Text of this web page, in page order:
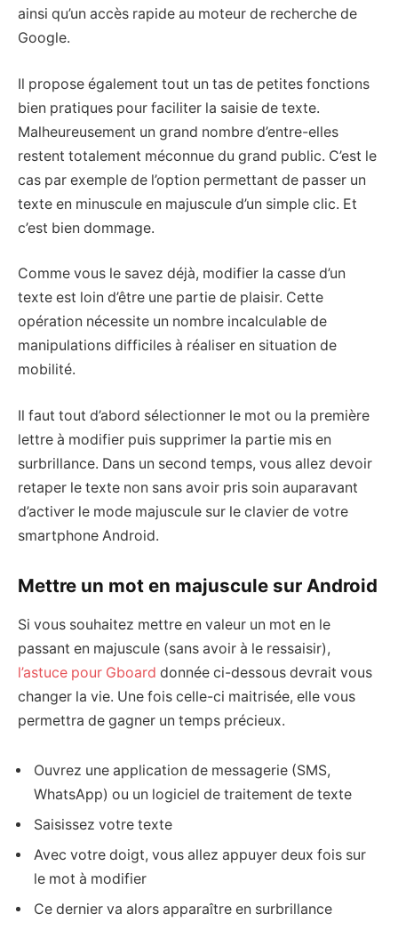
ainsi qu’un accès rapide au moteur de recherche de
Google.
Il propose également tout un tas de petites fonctions
bien pratiques pour faciliter la saisie de texte.
Malheureusement un grand nombre d’entre-elles
restent totalement méconnue du grand public. C’est le
cas par exemple de l’option permettant de passer un
texte en minuscule en majuscule d’un simple clic. Et
c’est bien dommage.
Comme vous le savez déjà, modifier la casse d’un
texte est loin d’être une partie de plaisir. Cette
opération nécessite un nombre incalculable de
manipulations difficiles à réaliser en situation de
mobilité.
Il faut tout d’abord sélectionner le mot ou la première
lettre à modifier puis supprimer la partie mis en
surbrillance. Dans un second temps, vous allez devoir
retaper le texte non sans avoir pris soin auparavant
d’activer le mode majuscule sur le clavier de votre
smartphone Android.
Mettre un mot en majuscule sur Android
Si vous souhaitez mettre en valeur un mot en le
passant en majuscule (sans avoir à le ressaisir),
l’astuce pour Gboard donnée ci-dessous devrait vous
changer la vie. Une fois celle-ci maitrisée, elle vous
permettra de gagner un temps précieux.
Ouvrez une application de messagerie (SMS,
WhatsApp) ou un logiciel de traitement de texte
Saisissez votre texte
Avec votre doigt, vous allez appuyer deux fois sur
le mot à modifier
Ce dernier va alors apparaître en surbrillance